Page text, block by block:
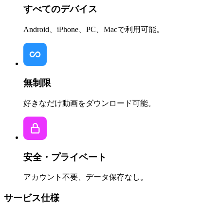
すべてのデバイス
Android、iPhone、PC、Macで利用可能。
無制限
好きなだけ動画をダウンロード可能。
安全・プライベート
アカウント不要、データ保存なし。
サービス仕様